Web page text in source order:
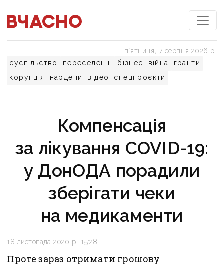
суспільство переселенці бізнес війна
гранти
корупція
нардепи відео спецпроєкти
пʼятниця, 7 серпня 2026 р.
Компенсація
за лікування COVID-19:
у ДонОДА порадили
зберігати чеки
на медикаменти
18 листопада 2020 р., 15:28
Проте зараз отримати грошову